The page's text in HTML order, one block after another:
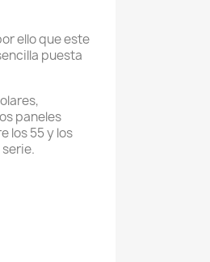
ello que este
puesta
paneles
los 55 y los